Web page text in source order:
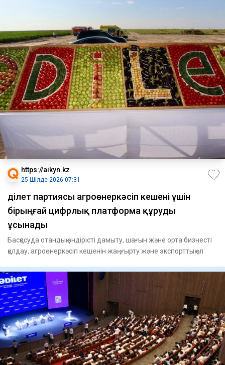
https://aikyn.kz
25 Шілде 2026 07:31
Әділет партиясы агроөнеркәсіп кешені үшін
бірыңғай цифрлық платформа құруды
ұсынaды
Басқосуда отандық өндірісті дамыту, шағын және орта бизнесті
қолдау, агроөнеркәсіп кешенін жаңғырту және экспорттық әл